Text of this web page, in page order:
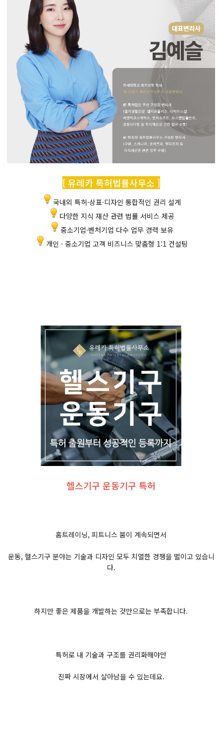
[ 유레카 특허법률사무소 ]
국내외 특허·상표·디자인 통합적인 권리 설계
다양한 지식 재산 관련 법률 서비스 제공
중소기업·벤처기업 다수 업무 경력 보유
개인 · 중소기업 고객 비즈니스 맞춤형 1:1 컨설팅
헬스기구 운동기구 특허
홈트레이닝, 피트니스 붐이 계속되면서
운동, 헬스기구 분야는 기술과 디자인 모두 치열한 경쟁을 벌이고 있습니
다.
하지만 좋은 제품을 개발하는 것만으로는 부족합니다.
특허로 내 기술과 구조를 권리화해야만
진짜 시장에서 살아남을 수 있는데요.